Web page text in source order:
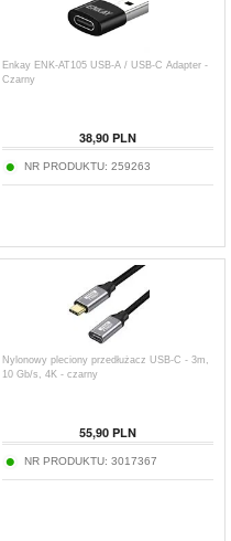
Enkay ENK-AT105 USB-A / USB-C Adapter -
Czarny
38,90 PLN
NR PRODUKTU: 259263
Nylonowy pleciony przedłużacz USB-C - 3m,
10 Gb/s, 4K - czarny
55,90 PLN
NR PRODUKTU: 3017367